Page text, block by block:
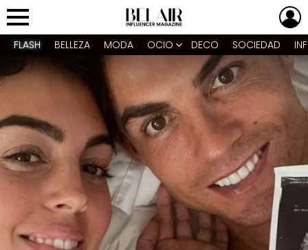
Menu
FLASH BELLEZA MODA OCIO DECO SOCIEDAD